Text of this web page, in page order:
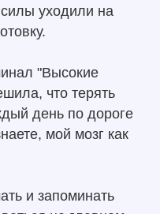
силы уходили на
"Высокие
что терять
день по дороге
мой мозг как
и запоминать